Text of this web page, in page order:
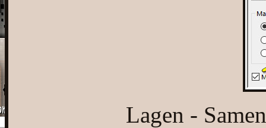
Lagen -